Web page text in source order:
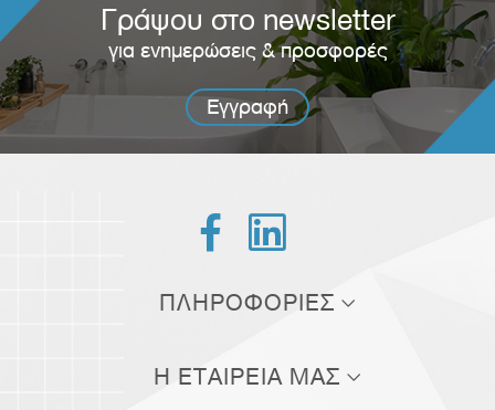
Γράψου στο newsletter
για ενημερώσεις & προσφορές
Εγγραφή
 
ΠΛΗΡΟΦΟΡΙΕΣ
Η ΕΤΑΙΡΕΙΑ ΜΑΣ